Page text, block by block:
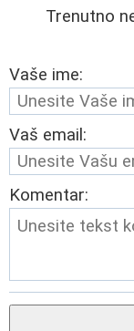
Trenutno
Vaše ime:
Vaš email:
Komentar: